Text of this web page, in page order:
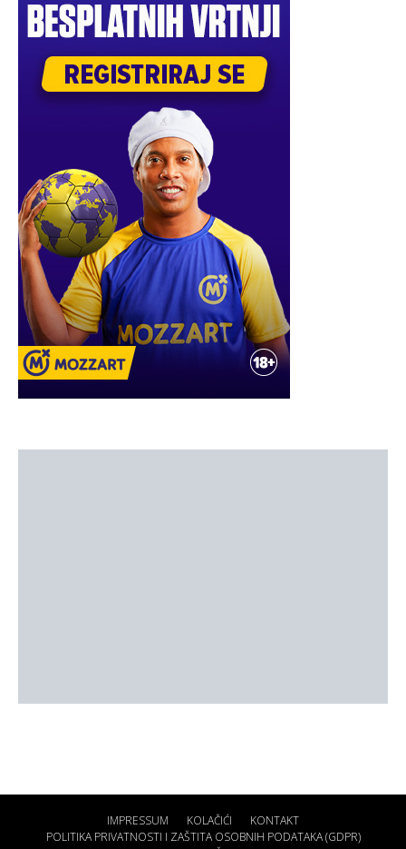
IMPRESSUM KOLAČIĆI
KONTAKT
POLITIKA PRIVATNOSTI I ZAŠTITA OSOBNIH PODATAKA (GDPR)